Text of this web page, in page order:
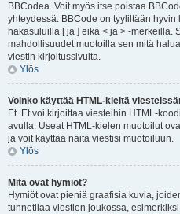
BBCodea. Voit myös itse poistaa
yhteydessä. BBCode on tyyliltään
hakasuluilla [ ja ] eikä < ja > -merkeillä.
mahdollisuudet muotoilla sen mitä
viestin kirjoitussivulta.
Ylös
Voinko käyttää HTML-kieltä
Et. Et voi kirjoittaa viesteihin HTML-
avulla. Useat HTML-kielen muotoilut
ja voit käyttää näitä viestisi muotoiluun.
Ylös
Mitä ovat hymiöt?
Hymiöt ovat pieniä graafisia kuvia,
tunnetilaa viestien joukossa,